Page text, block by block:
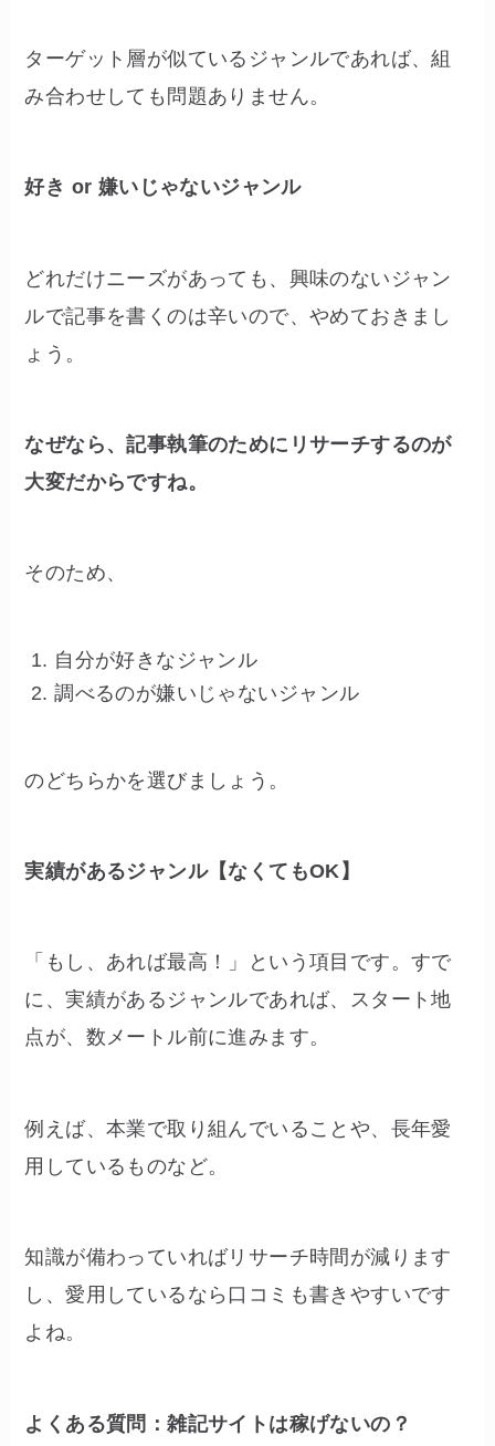
ターゲット層が似ているジャンルであれば、組
み合わせしても問題ありません。
好き or 嫌いじゃないジャンル
どれだけニーズがあっても、興味のないジャン
ルで記事を書くのは辛いので、やめておきまし
ょう。
なぜなら、記事執筆のためにリサーチするのが
大変だからですね。
そのため、
自分が好きなジャンル
調べるのが嫌いじゃないジャンル
のどちらかを選びましょう。
実績があるジャンル【なくてもOK】
「もし、あれば最高！」という項目です。すで
に、実績があるジャンルであれば、スタート地
点が、数メートル前に進みます。
例えば、本業で取り組んでいることや、長年愛
用しているものなど。
知識が備わっていればリサーチ時間が減ります
し、愛用しているなら口コミも書きやすいです
よね。
よくある質問：雑記サイトは稼げないの？